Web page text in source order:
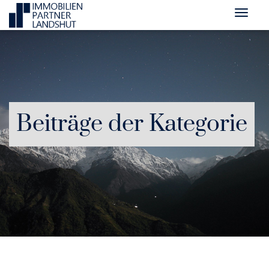
Beiträge der Kategorie